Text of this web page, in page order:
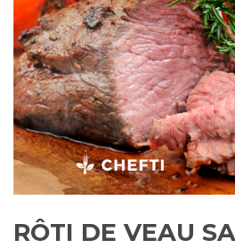
RÔTI DE VEAU